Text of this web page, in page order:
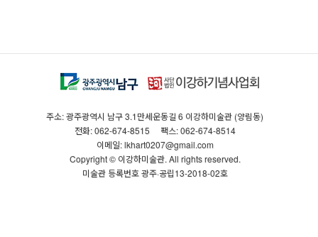
주소: 광주광역시 남구 3.1만세운동길 6 이강하미술관 (양림동)
전화: 062-674-8515
팩스: 062-674-8514
이메일: lkhart0207@gmail.com
Copyright © 이강하미술관. All rights reserved.
미술관 등록번호 광주·공립13-2018-02호